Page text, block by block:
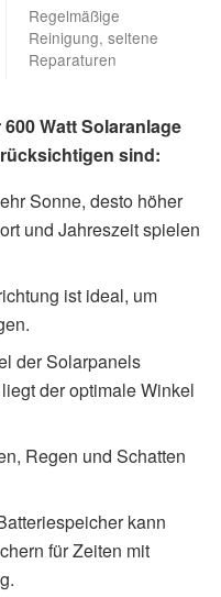
Regelmäßige
Reinigung, seltene
Reparaturen
Watt Solaranlage
sind:
Sonne, desto höher
und Jahreszeit spielen
ist ideal, um
der Solarpanels
der optimale Winkel
Regen und Schatten
kann
für Zeiten mit